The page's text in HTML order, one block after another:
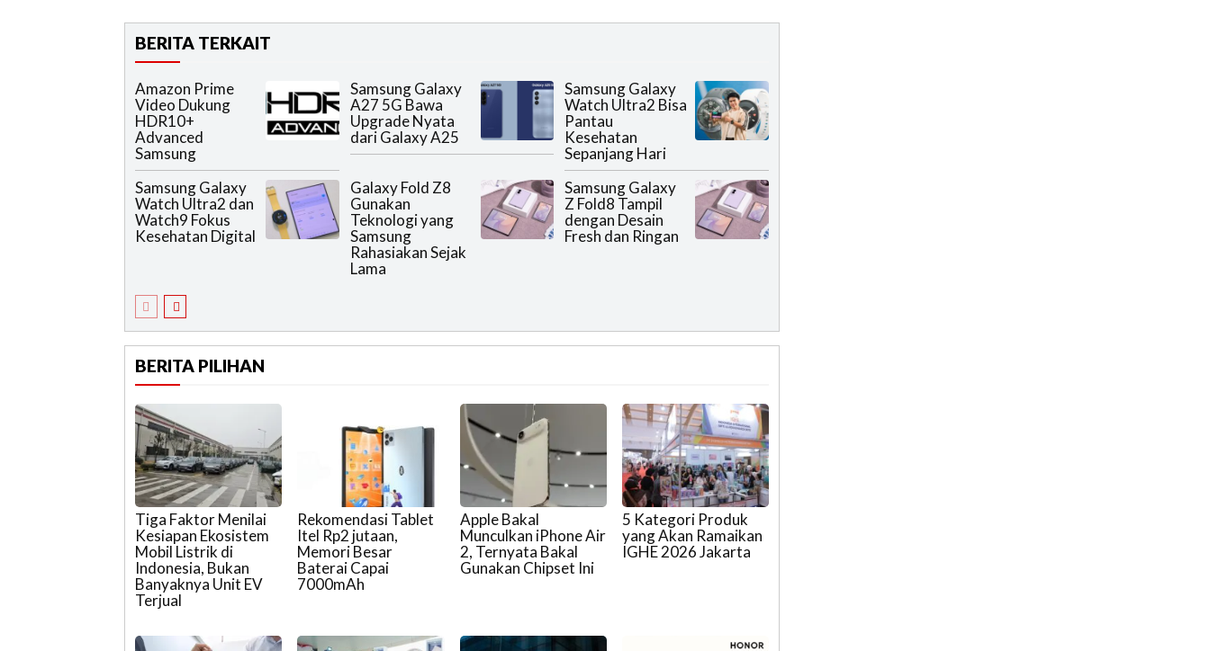
BERITA TERKAIT
Amazon Prime
Video Dukung
HDR10+
Advanced
Samsung
Samsung Galaxy
A27 5G Bawa
Upgrade Nyata
dari Galaxy A25
Samsung Galaxy
Watch Ultra2 Bisa
Pantau
Kesehatan
Sepanjang Hari
Samsung Galaxy
Watch Ultra2 dan
Watch9 Fokus
Kesehatan Digital
Galaxy Fold Z8
Gunakan
Teknologi yang
Samsung
Rahasiakan Sejak
Lama
Samsung Galaxy
Z Fold8 Tampil
dengan Desain
Fresh dan Ringan
BERITA PILIHAN
Tiga Faktor Menilai
Kesiapan Ekosistem
Mobil Listrik di
Indonesia, Bukan
Banyaknya Unit EV
Terjual
Rekomendasi Tablet
Itel Rp2 jutaan,
Memori Besar
Baterai Capai
7000mAh
Apple Bakal
Munculkan iPhone Air
2, Ternyata Bakal
Gunakan Chipset Ini
5 Kategori Produk
yang Akan Ramaikan
IGHE 2026 Jakarta